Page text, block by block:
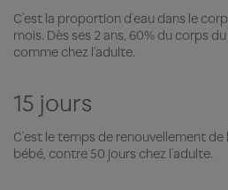
C’est la proportion d’eau dans le
mois. Dès ses 2 ans, 60% du corps
comme chez l’adulte.
15 jours
C’est le temps de renouvellement de
bébé, contre 50 jours chez l’adulte.